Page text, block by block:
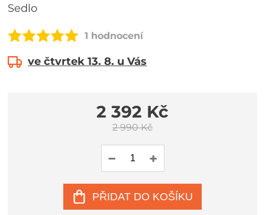
sedlo
1 hodnocení
ve čtvrtek 13. 8. u Vás
2 392 Kč
2 990 Kč
PŘIDAT DO KOŠÍKU